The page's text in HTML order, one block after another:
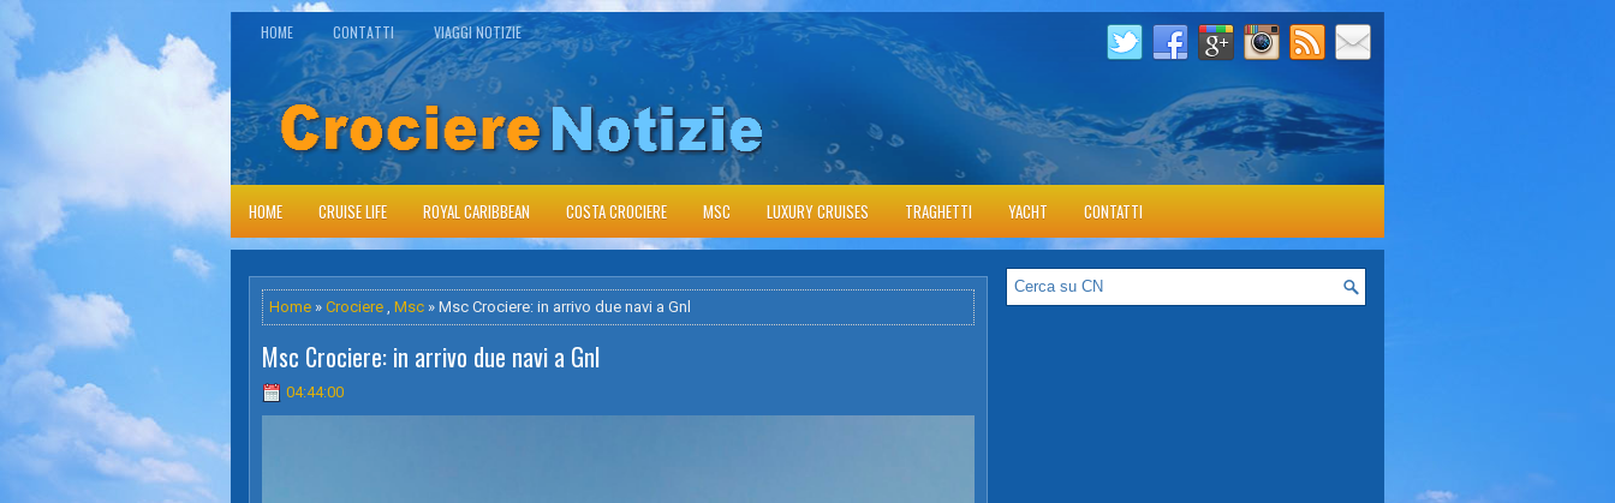
HOME CONTATTI VIAGGI NOTIZIE
HOME CRUISE LIFE ROYAL CARIBBEAN COSTA CROCIERE MSC LUXURY CRUISES TRAGHETTI YACHT CONTATTI
Home » Crociere , Msc » Msc Crociere: in arrivo due navi a Gnl
Msc Crociere: in arrivo due navi a Gnl
04:44:00